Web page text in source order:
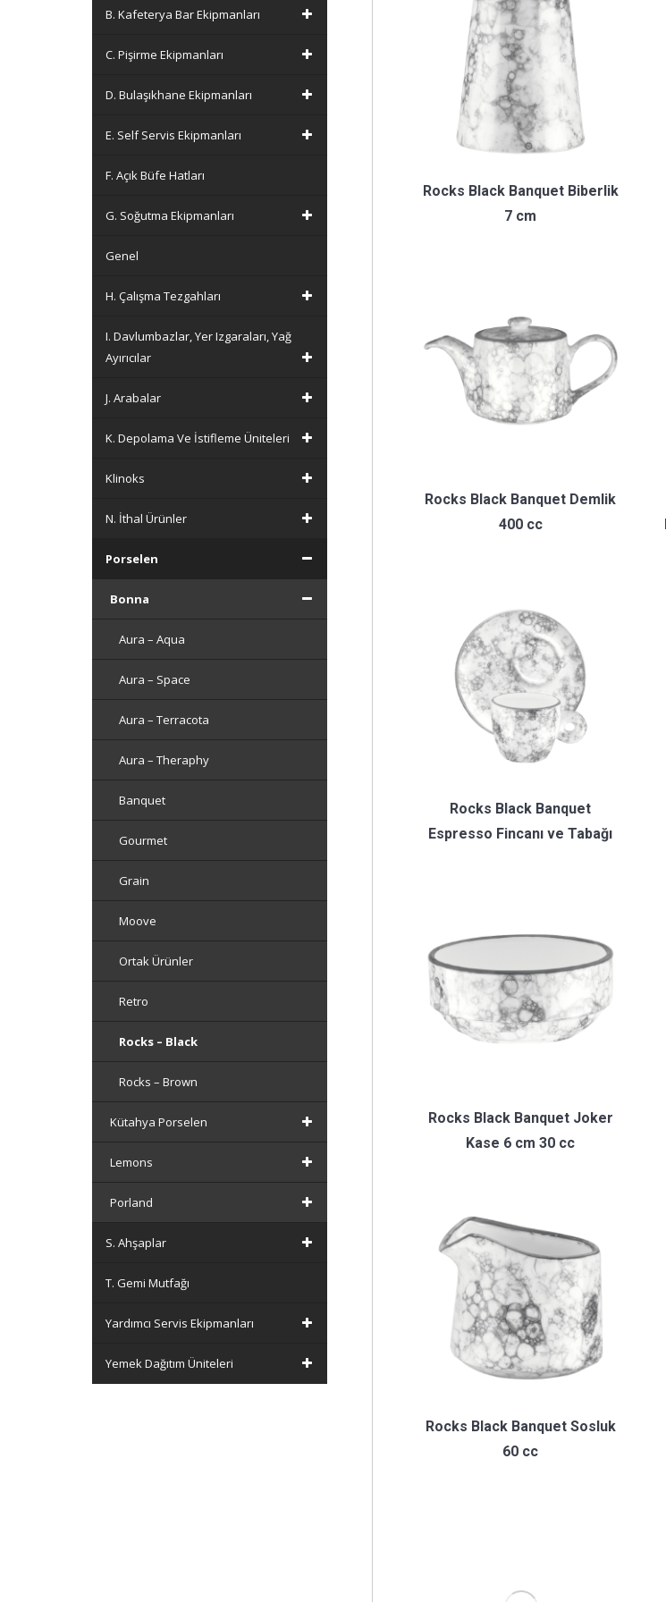
Rocks Black Banquet Biberlik
7 cm
Rocks Black Banquet Demlik
400 cc
Rocks Black Banquet
Espresso Fincanı ve Tabağı
Rocks Black Banquet Joker
Kase 6 cm 30 cc
Rocks Black Banquet Sosluk
60 cc
B. Kafeterya Bar Ekipmanları
C. Pişirme Ekipmanları
D. Bulaşıkhane Ekipmanları
E. Self Servis Ekipmanları
F. Açık Büfe Hatları
G. Soğutma Ekipmanları
Genel
H. Çalışma Tezgahları
I. Davlumbazlar, Yer Izgaraları, Yağ
Ayırıcılar
J. Arabalar
K. Depolama Ve İstifleme Üniteleri
Klinoks
N. İthal Ürünler
Porselen
Bonna
Aura – Aqua
Aura – Space
Aura – Terracota
Aura – Theraphy
Banquet
Gourmet
Grain
Moove
Ortak Ürünler
Retro
Rocks – Black
Rocks – Brown
Kütahya Porselen
Lemons
Porland
S. Ahşaplar
T. Gemi Mutfağı
Yardımcı Servis Ekipmanları
Yemek Dağıtım Üniteleri